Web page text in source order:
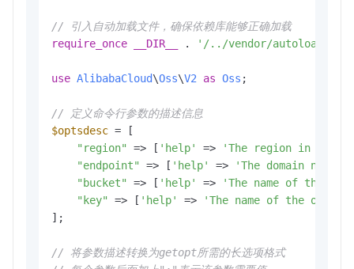
// 引入自动加载文件，确保依赖库能够正确加载
require_once
__DIR__ . '/../vendor/autoload.php'
use AlibabaCloud\Oss\V2 as Oss ;
// 定义命令行参数的描述信息
$optsdesc = [
"region"
=> [ 'help' =>
'The region in
"endpoint"
=> [ 'help' =>
'The domain
"bucket"
=> [ 'help' =>
'The name of the
"key"
=> [ 'help' =>
'The name of the object'
];
// 将参数描述转换为getopt所需的长选项格式